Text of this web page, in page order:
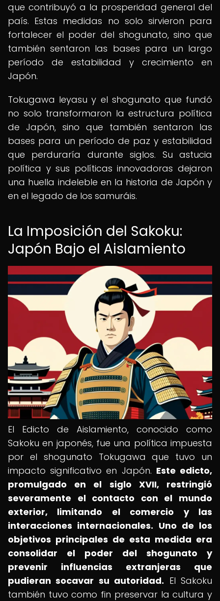
que contribuyó a la prosperidad general del
país. Estas medidas no solo sirvieron para
fortalecer el poder del shogunato, sino que
también sentaron las bases para un largo
período de estabilidad y crecimiento en
Japón.
Tokugawa Ieyasu y el shogunato que fundó
no solo transformaron la estructura política
de Japón, sino que también sentaron las
bases para un período de paz y estabilidad
que perduraría durante siglos. Su astucia
política y sus políticas innovadoras dejaron
una huella indeleble en la historia de Japón y
en el legado de los samuráis.
La Imposición del Sakoku:
Japón Bajo el Aislamiento
El Edicto de Aislamiento, conocido como
Sakoku en japonés, fue una política impuesta
por el shogunato Tokugawa que tuvo un
impacto significativo en Japón. Este edicto,
promulgado en el siglo XVII, restringió
severamente el contacto con el mundo
exterior, limitando el comercio y las
interacciones internacionales. Uno de los
objetivos principales de esta medida era
consolidar el poder del shogunato y
prevenir influencias extranjeras que
pudieran socavar su autoridad. El Sakoku
también tuvo como fin preservar la cultura y